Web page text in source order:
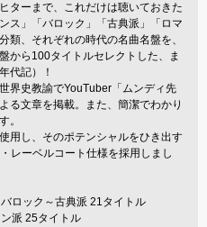
ターまで、これだけは聴いておきた
ス」「バロック」「古典派」「ロマ
類、それぞれの時代の名曲名盤を、
から100タイトルセレクトした、ま
代記）！
界史教諭でYouTuber「ムンディ先
る文章を掲載。また、簡潔でわかり
。
用し、そのポテンシャルをひき出す
レーベルコート仕様を採用しまし
ロック～古典派 21タイトル
派 25タイトル